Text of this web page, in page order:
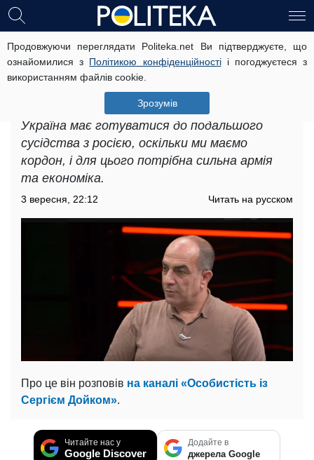
Продовжуючи переглядати Politeka.net Ви підтверджуєте, що
ознайомилися з Політикою конфіденційностіі погоджуєтеся з
використанням файлів cookie.
Зрозумів
Це варварська держава, яка нікому
не дає спокою, - Ровшан Тагієв про
росію
Громадський діяч Ровшан Тагієв заявив, що
Україна має готуватися до подальшого
сусідства з росією, оскільки ми маємо
кордон, і для цього потрібна сильна армія
та економіка.
3 вересня, 22:12 Читать на русском
Про це він розповів на каналі «Особистість із
Сергієм Дойком».
Читайте нас у
Google Discover
Додайте в
джерела Google